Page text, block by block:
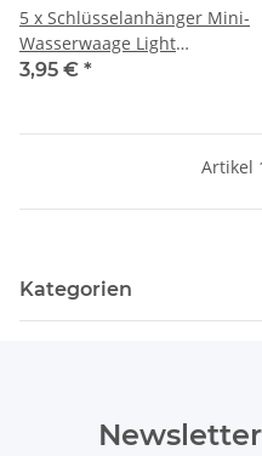
5 x Schlüsselanhänger Mini-
Wasserwaage Light
Handwerker gelb Kunststoff
3,95 € *
Artikel
Kategorien